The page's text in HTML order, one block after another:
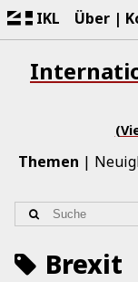
IKL Über
Themen
Brexit